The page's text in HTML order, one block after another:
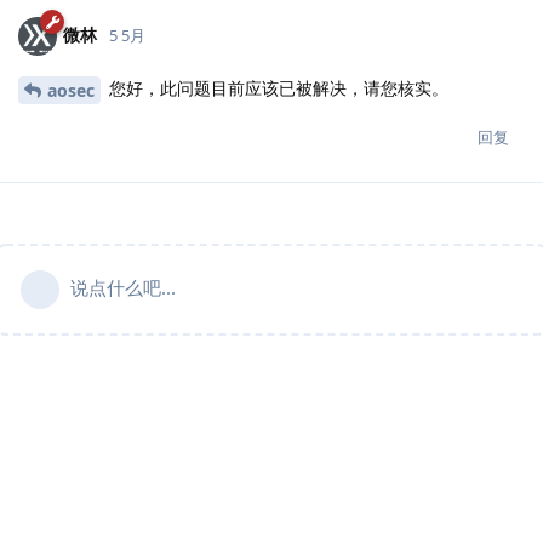
微林 5 5月
aosec 您好，此问题目前应该已被解决，请您核实。
回复
说点什么吧...